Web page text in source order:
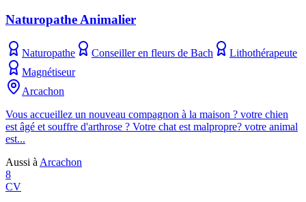
Naturopathe Animalier
Naturopathe Conseiller en fleurs de Bach
Lithothérapeute
Magnétiseur
Arcachon
Vous accueillez un nouveau compagnon à la maison ? votre chien
est âgé et souffre d'arthrose ? Votre chat est malpropre? votre animal
est...
Aussi à Arcachon
8
CV